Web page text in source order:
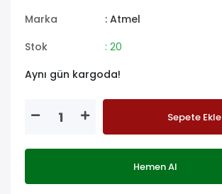
Marka
: Atmel
Stok
: 20
Aynı gün kargoda!
Sepete Ekle
Hemen Al